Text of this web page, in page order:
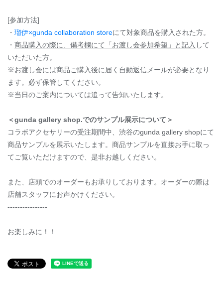
[参加方法]
・ 瑠伊×gunda collaboration storeにて対象商品を購入された方。
・ 商品購入の際に、備考欄にて「お渡し会参加希望」と記入 して
いただいた方。
※お渡し会には商品ご購入後に届く自動返信メールが必要となり
ます。必ず保管してください。
※当日のご案内については追って告知いたします。
＜gunda gallery shop.でのサンプル展示について＞
コラボアクセサリーの受注期間中、渋谷のgunda gallery shopにて
商品サンプルを展示いたします。商品サンプルを直接お手に取っ
てご覧いただけますので、是非お越しください。
また、店頭でのオーダーもお承りしております。オーダーの際は
店舗スタッフにお声かけください。
----------------
お楽しみに！！